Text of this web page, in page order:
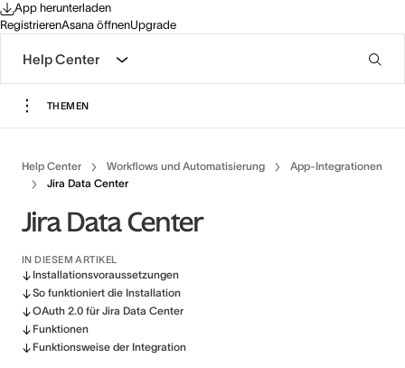
App herunterladen
RegistrierenAsana öffnenUpgrade
Help Center
THEMEN
Help Center Workflows und Automatisierung
App-Integrationen
Jira Data Center
Jira Data Center
IN DIESEM ARTIKEL
Installationsvoraussetzungen
So funktioniert die Installation
OAuth 2.0 für Jira Data Center
Funktionen
Funktionsweise der Integration